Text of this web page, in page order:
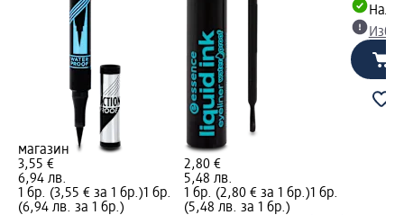
магазин
3,55 €
6,94 лв.
1 бр. (3,55 € за 1 бр.)1 бр.
(6,94 лв. за 1 бр.)
2,80 €
5,48 лв.
1 бр. (2,80 € за 1 бр.)1 бр.
(5,48 лв. за 1 бр.)